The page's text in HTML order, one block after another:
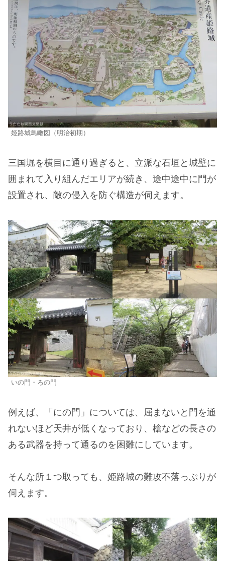
姫路城鳥瞰図（明治初期）
三国堀を横目に通り過ぎると、立派な石垣と城壁に
囲まれて入り組んだエリアが続き、途中途中に門が
設置され、敵の侵入を防ぐ構造が伺えます。
いの門・ろの門
例えば、「にの門」については、屈まないと門を通
れないほど天井が低くなっており、槍などの長さの
ある武器を持って通るのを困難にしています。
そんな所１つ取っても、姫路城の難攻不落っぷりが
伺えます。